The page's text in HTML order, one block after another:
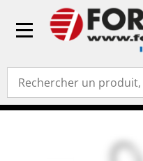
Toggle
Accueil»Pièces
porte seau